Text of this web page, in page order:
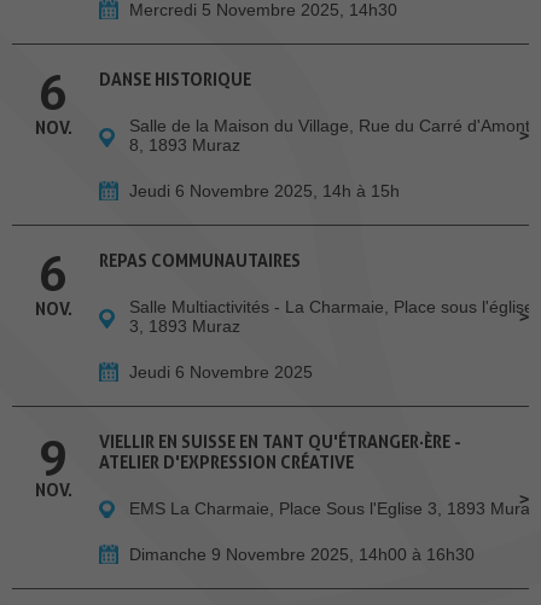
Mercredi 5 Novembre 2025, 14h30
6
NOV.
DANSE HISTORIQUE
Salle de la Maison du Village, Rue du Carré d'Amont
8, 1893 Muraz
Jeudi 6 Novembre 2025, 14h à 15h
6
NOV.
REPAS COMMUNAUTAIRES
Salle Multiactivités - La Charmaie, Place sous l'église
3, 1893 Muraz
Jeudi 6 Novembre 2025
9
NOV.
VIELLIR EN SUISSE EN TANT QU'ÉTRANGER·ÈRE -
ATELIER D'EXPRESSION CRÉATIVE
EMS La Charmaie, Place Sous l'Eglise 3, 1893 Muraz
Dimanche 9 Novembre 2025, 14h00 à 16h30